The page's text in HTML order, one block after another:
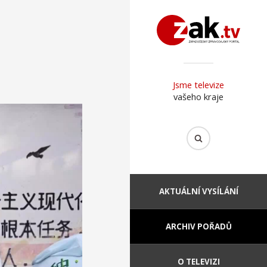
Jsme televize
vašeho kraje
AKTUÁLNÍ VYSÍLÁNÍ
ARCHIV POŘADŮ
O TELEVIZI